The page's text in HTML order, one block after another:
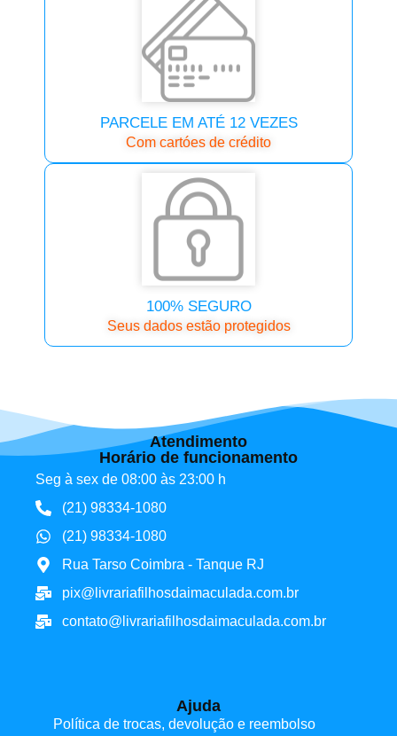
PARCELE EM ATÉ 12 VEZES
Com cartóes de crédito
100% SEGURO
Seus dados estão protegidos
Atendimento
Horário de funcionamento
Seg à sex de 08:00 às 23:00 h
(21) 98334-1080
(21) 98334-1080
Rua Tarso Coimbra - Tanque RJ
pix@livrariafilhosdaimaculada.com.br
contato@livrariafilhosdaimaculada.com.br
Ajuda
Política de trocas, devolução e reembolso